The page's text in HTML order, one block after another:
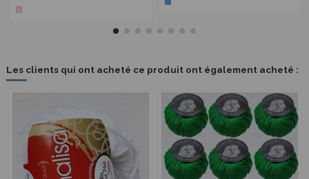
Les clients qui ont acheté ce produit ont également acheté :